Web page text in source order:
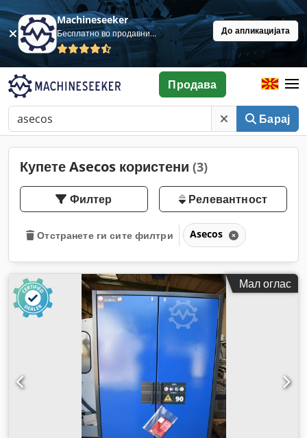
Machineseeker
Бесплатно во продавница До апликацијата
Барај
Продава
Купете Asecos користени (3)
Филтер Релевантност
Отстранете ги сите филтри Asecos
Мал оглас